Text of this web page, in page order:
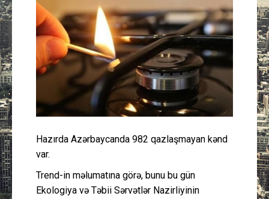
Mədəniyyət
Müsahibə
İdman
Layihə
Gündəm
Cəmiyyət
Hazırda Azərbaycanda 982 qazlaşmayan kənd
var.
Trend-in məlumatına görə, bunu bu gün
Ekologiya və Təbii Sərvətlər Nazirliyinin